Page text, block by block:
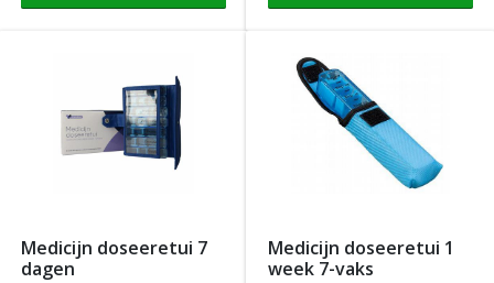
medicijn doseeretui 7
dagen
medicijn doseeretui 1
week 7-vaks